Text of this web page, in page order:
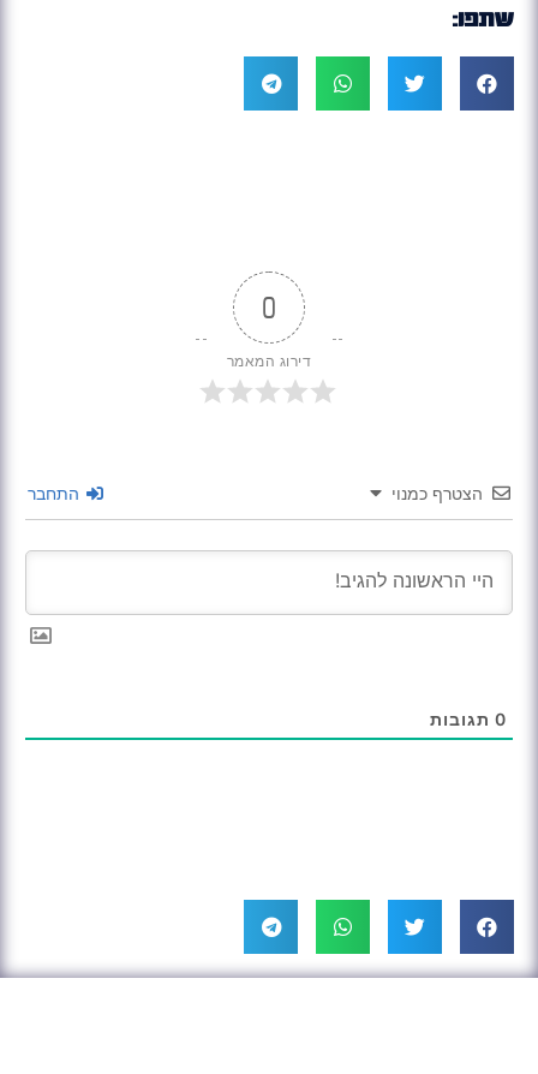
שתפו:
0
דירוג המאמר
הצטרף כמנוי התחבר
0 תגובות